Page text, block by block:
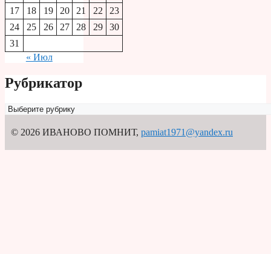
17
18 19 20 21 22
23
24
25 26 27 28 29
30
31
« Июл
Рубрикатор
Рубрикатор
© 2026 ИВАНОВО ПОМНИТ, pamiat1971@yandex.ru